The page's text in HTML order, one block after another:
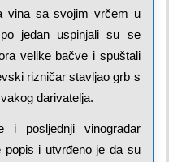
vina sa svojim vrčem u
jedan uspinjali su se
velike bačve i spuštali
rizničar stavljao grb s
darivatelja.
i posljednji vinogradar
i utvrđeno je da su